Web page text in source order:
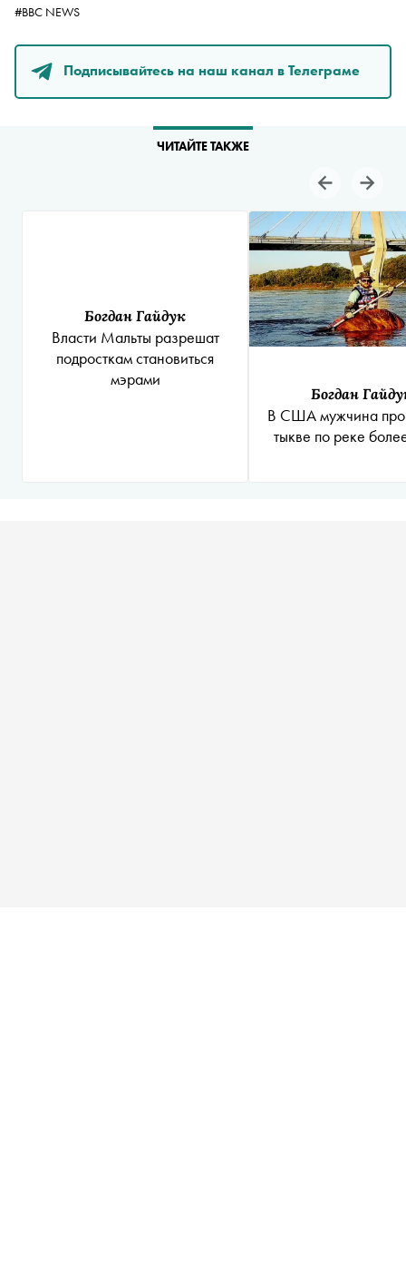
#BBC NEWS
Подписывайтесь на наш канал в Телеграме
ЧИТАЙТЕ ТАКЖЕ
Богдан Гайдук
Власти Мальты разрешат
подросткам становиться
мэрами
Богдан
В США мужчина
тыкве по реке